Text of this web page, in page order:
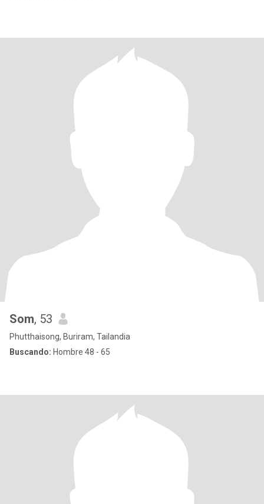
Som, 53
Phutthaisong, Buriram, Tailandia
Buscando: Hombre 48 - 65